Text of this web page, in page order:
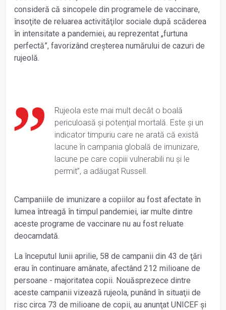
consideră că sincopele din programele de vaccinare,
însoţite de reluarea activităţilor sociale după scăderea
în intensitate a pandemiei, au reprezentat „furtuna
perfectă”, favorizând creşterea numărului de cazuri de
rujeolă.
Rujeola este mai mult decât o boală
periculoasă şi potenţial mortală. Este şi un
indicator timpuriu care ne arată că există
lacune în campania globală de imunizare,
lacune pe care copiii vulnerabili nu şi le
permit”, a adăugat Russell.
Campaniile de imunizare a copiilor au fost afectate în
lumea întreagă în timpul pandemiei, iar multe dintre
aceste programe de vaccinare nu au fost reluate
deocamdată.
La începutul lunii aprilie, 58 de campanii din 43 de ţări
erau în continuare amânate, afectând 212 milioane de
persoane - majoritatea copii. Nouăsprezece dintre
aceste campanii vizează rujeola, punând în situaţii de
risc circa 73 de milioane de copii, au anunţat UNICEF şi